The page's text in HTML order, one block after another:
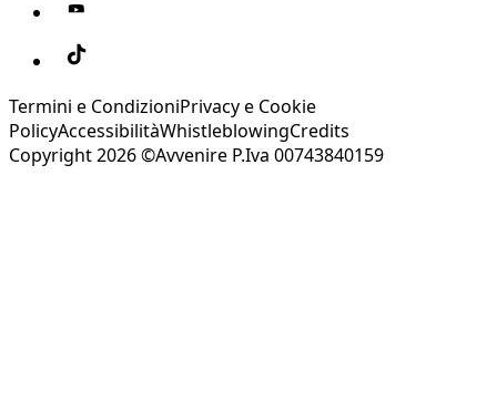
Termini e CondizioniPrivacy e Cookie
PolicyAccessibilitàWhistleblowingCredits
Copyright 2026 ©Avvenire P.Iva 00743840159